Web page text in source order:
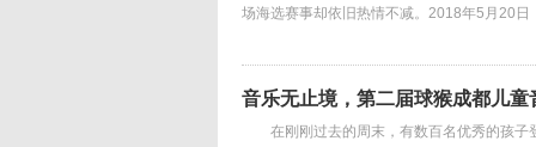
场海选赛事却依旧热情不减。2018年5月20
音乐无止境，第二届球猴成都儿
在刚刚过去的周末，有数百名优秀的孩子